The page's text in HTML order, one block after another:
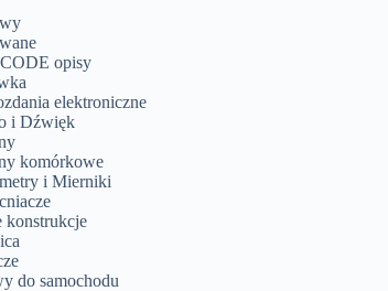
opisy
elektroniczne
i Dźwięk
komórkowe
i Mierniki
konstrukcje
do samochodu